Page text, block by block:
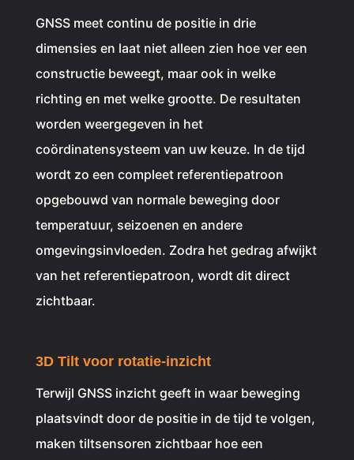
GNSS meet continu de positie in drie
dimensies en laat niet alleen zien hoe ver een
constructie beweegt, maar ook in welke
richting en met welke grootte. De resultaten
worden weergegeven in het
coördinatensysteem van uw keuze. In de tijd
wordt zo een compleet referentiepatroon
opgebouwd van normale beweging door
temperatuur, seizoenen en andere
omgevingsinvloeden. Zodra het gedrag afwijkt
van het referentiepatroon, wordt dit direct
zichtbaar.
3D Tilt voor rotatie-inzicht
Terwijl GNSS inzicht geeft in waar beweging
plaatsvindt door de positie in de tijd te volgen,
maken tiltsensoren zichtbaar hoe een